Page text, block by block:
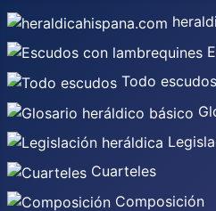
Todo escudos
Cuarteles
Composición